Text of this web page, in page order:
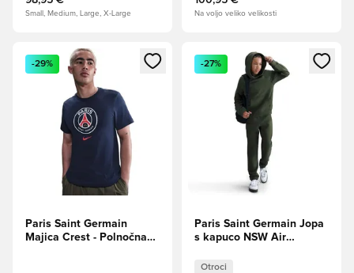
Small, Medium, Large, X-Large
rdeča/Bela
Na voljo veliko velikosti
Odpre Modal za prijavo ali vpis kot član
-29%
Paris Saint Germain
Majica Crest - Polnočna
Odpre Modal za prijavo ali
-27%
Paris Saint Germain Jopa
s kapuco NSW Air
Črna Otroci
Otroci